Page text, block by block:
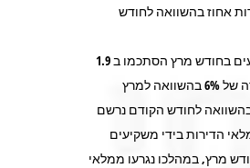
מכירות המשקיעים בחודש מרץ הסתכמו ב 1.9
למרץ
לחודש הקודם נרשם
מרץ, במהלכו נגרעו ממלאי